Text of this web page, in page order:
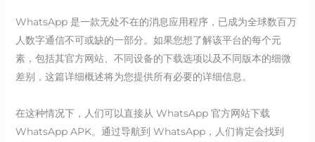
WhatsApp 是一款无处不在的消息应用程序，已成为全球数百万
人数字通信不可或缺的一部分。如果您想了解该平台的每个元
素，包括其官方网站、不同设备的下载选项以及不同版本的细微
差别，这篇详细概述将为您提供所有必要的详细信息。
在这种情况下，人们可以直接从 WhatsApp 官方网站下载
WhatsApp APK。通过导航到 WhatsApp，人们肯定会找到